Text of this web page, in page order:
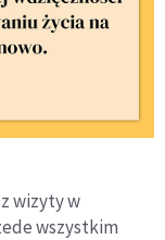
wizyty w
wszystkim